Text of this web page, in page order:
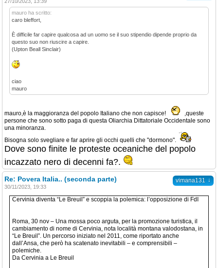
mauro ha scritto:
caro bleffort,
È difficile far capire qualcosa ad un uomo se il suo stipendio dipende proprio da
questo suo non riuscire a capire.
(Upton Beall Sinclair)
ciao
mauro
mauro,è la maggioranza del popolo Italiano che non capisce!
,queste
persone che sono sotto paga di questa Oliarchia Dittatoriale Occidentale sono
una minoranza.
Bisogna solo svegliare e far aprire gli occhi quelli che "dormono".
Dove sono finite le proteste oceaniche del popolo
incazzato nero di decenni fa?.
vimana131 ↓
Re: Povera Italia.. (seconda parte)
30/11/2023, 19:33
Cervinia diventa “Le Breuil” e scoppia la polemica: l’opposizione di FdI
Roma, 30 nov – Una mossa poco arguta, per la promozione turistica, il
cambiamento di nome di Cervinia, nota località montana valodostana, in
“Le Breuil”. Un percorso iniziato nel 2011, come riportato anche
dall’Ansa, che però ha scatenato inevitabili – e comprensibili –
polemiche.
Da Cervinia a Le Breuil